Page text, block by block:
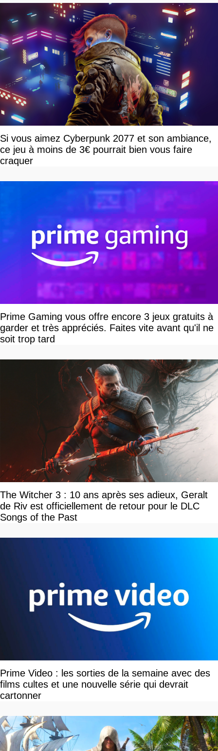
Si vous aimez Cyberpunk 2077 et son ambiance,
ce jeu à moins de 3€ pourrait bien vous faire
craquer
Prime Gaming vous offre encore 3 jeux gratuits à
garder et très appréciés. Faites vite avant qu'il ne
soit trop tard
The Witcher 3 : 10 ans après ses adieux, Geralt
de Riv est officiellement de retour pour le DLC
Songs of the Past
Prime Video : les sorties de la semaine avec des
films cultes et une nouvelle série qui devrait
cartonner